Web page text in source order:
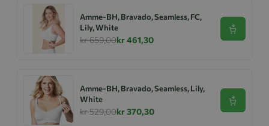
Amme-BH, Bravado, Seamless, FC,
Lily, White
kr 659,00kr 461,30
Se
Amme-BH, Bravado, Seamless, Lily,
White
kr 529,00kr 370,30
Se